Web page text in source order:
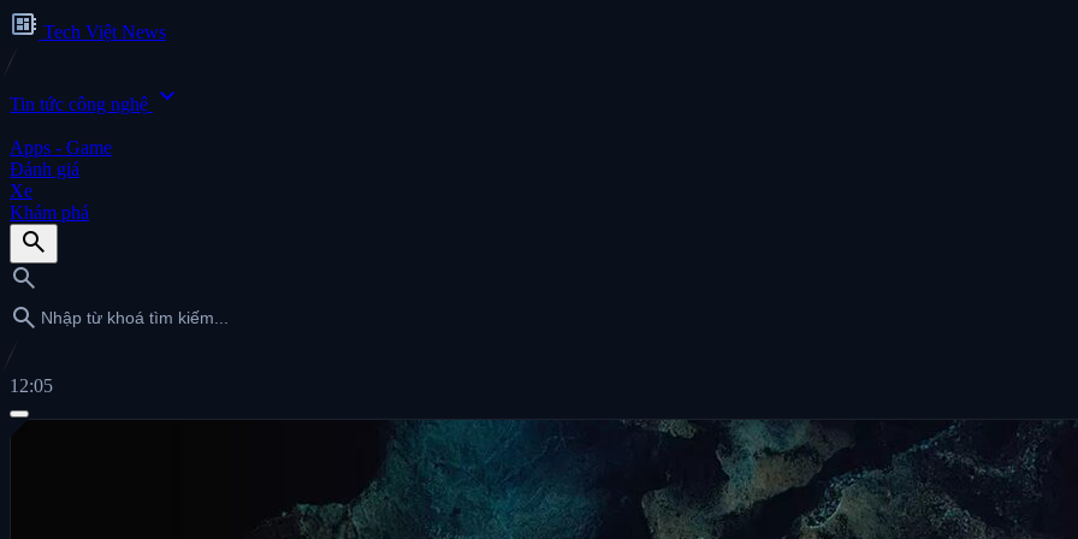
developer_board Tech Việt News
Tin tức công nghệ expand_more
Apps - Game
Đánh giá
Xe
Khám phá
search
search
search
12:05